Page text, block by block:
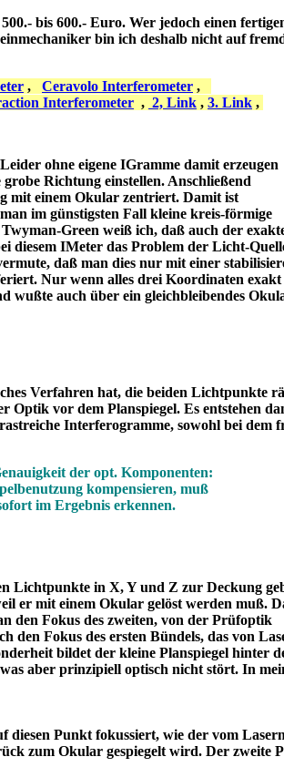
bis 600.- Euro. Wer jedoch einen
bin ich deshalb nicht auf
, Ceravolo Interferometer ,
Interferometer , 2, Link , 3. Link ,
ohne eigene IGramme damit erzeugen
Richtung einstellen. Anschließend
mit einem Okular zentriert. Damit ist
im günstigsten Fall kleine kreis-förmige
Green weiß ich, daß auch der
diesem IMeter das Problem der Licht-
daß man dies nur mit einer
Nur wenn alles drei Koordinaten exakt
wußte auch über ein gleichbleibendes
Verfahren hat, die beiden Lichtpunkte
Optik vor dem Planspiegel. Es entstehen
Interferogramme, sowohl bei dem
der opt. Komponenten:
kompensieren, muß
sofort im Ergebnis erkennen.
Lichtpunkte in X, Y und Z zur Deckung
er mit einem Okular gelöst werden muß.
den Fokus des zweiten, von der Prüfoptik
den Fokus des ersten Bündels, das von
bildet der kleine Planspiegel hinter
aber prinzipiell optisch nicht stört. In
diesen Punkt fokussiert, wie der vom
zum Okular gespiegelt wird. Der zweite